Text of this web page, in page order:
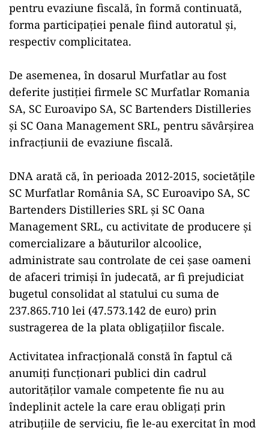
pentru evaziune fiscală, în formă continuată,
forma participaţiei penale fiind autoratul şi,
respectiv complicitatea.
De asemenea, în dosarul Murfatlar au fost
deferite justiţiei firmele SC Murfatlar Romania
SA, SC Euroavipo SA, SC Bartenders Distilleries
şi SC Oana Management SRL, pentru săvârşirea
infracţiunii de evaziune fiscală.
DNA arată că, în perioada 2012-2015, societăţile
SC Murfatlar România SA, SC Euroavipo SA, SC
Bartenders Distilleries SRL şi SC Oana
Management SRL, cu activitate de producere şi
comercializare a băuturilor alcoolice,
administrate sau controlate de cei şase oameni
de afaceri trimişi în judecată, ar fi prejudiciat
bugetul consolidat al statului cu suma de
237.865.710 lei (47.573.142 de euro) prin
sustragerea de la plata obligaţiilor fiscale.
Activitatea infracţională constă în faptul că
anumiţi funcţionari publici din cadrul
autorităţilor vamale competente fie nu au
îndeplinit actele la care erau obligaţi prin
atribuţiile de serviciu, fie le-au exercitat în mod